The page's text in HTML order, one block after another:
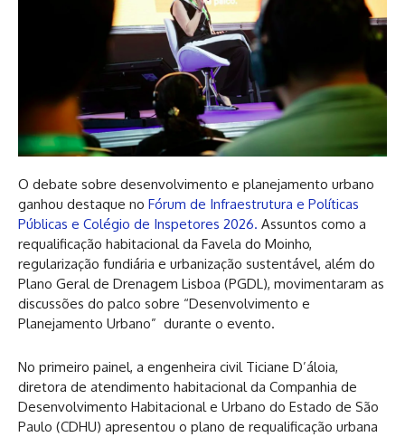
O debate sobre desenvolvimento e planejamento urbano
ganhou destaque no Fórum de Infraestrutura e Políticas
Públicas e Colégio de Inspetores 2026. Assuntos como a
requalificação habitacional da Favela do Moinho,
regularização fundiária e urbanização sustentável, além do
Plano Geral de Drenagem Lisboa (PGDL), movimentaram as
discussões do palco sobre “Desenvolvimento e
Planejamento Urbano” durante o evento.
No primeiro painel, a engenheira civil Ticiane D’áloia,
diretora de atendimento habitacional da Companhia de
Desenvolvimento Habitacional e Urbano do Estado de São
Paulo (CDHU) apresentou o plano de requalificação urbana